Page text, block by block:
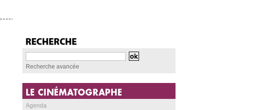
Recherche avancée
Agenda